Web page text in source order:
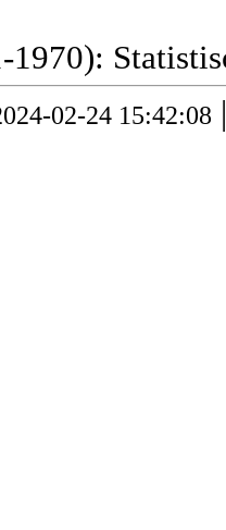
02-24 15:42:08